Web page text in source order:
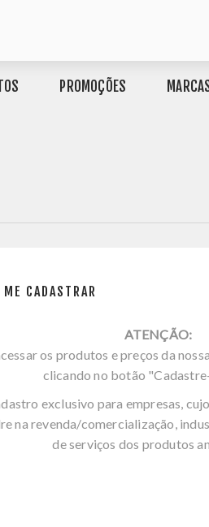
PROMOÇÕES
ME CADASTRAR
ATENÇÃO:
os produtos e preços da
clicando no botão
exclusivo para empresas,
na revenda/comercialização,
de serviços dos produtos